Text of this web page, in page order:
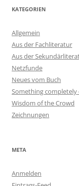
KATEGORIEN
Allgemein
Aus der Fachliteratur
Aus der
Netzfunde
Neues vom Buch
Something
Wisdom of the Crowd
Zeichnungen
META
Anmelden